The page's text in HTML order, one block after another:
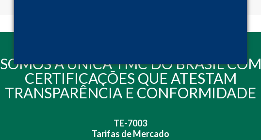
SOMOS A ÚNICA TMC DO BRASIL COM
CERTIFICAÇÕES QUE ATESTAM
TRANSPARÊNCIA E CONFORMIDADE
TE-7003
Tarifas de Mercado